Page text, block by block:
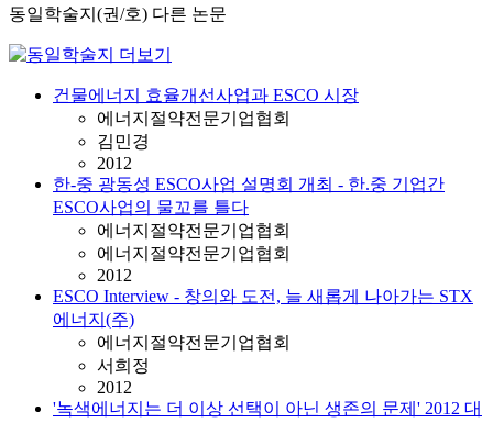
동일학술지(권/호) 다른 논문
건물에너지 효율개선사업과 ESCO 시장
에너지절약전문기업협회
김민경
2012
한-중 광동성 ESCO사업 설명회 개최 - 한.중 기업간
ESCO사업의 물꼬를 틀다
에너지절약전문기업협회
에너지절약전문기업협회
2012
ESCO Interview - 창의와 도전, 늘 새롭게 나아가는 STX
에너지(주)
에너지절약전문기업협회
서희정
2012
'녹색에너지는 더 이상 선택이 아닌 생존의 문제' 2012 대